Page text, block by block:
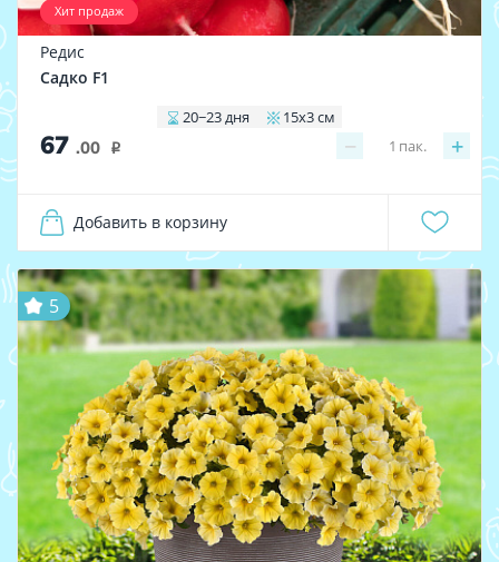
Хит продаж
Редис
Садко F1
20−23 дня 15x3 см
67 .00 i − +
1 пак.
Добавить в корзину
5